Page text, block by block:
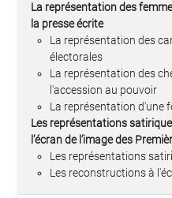
La représentation des
la presse écrite
La représentation des
électorales
La représentation des
l'accession au pouvoir
La représentation d'une
Les représentations
l’écran de l’image des
Les représentations
Les reconstructions à